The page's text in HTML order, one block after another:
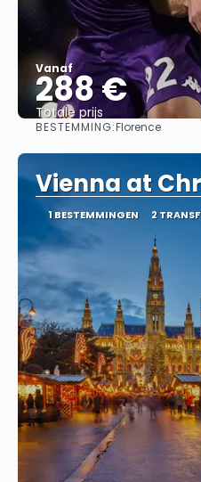
Vanaf
288 €
Totale prijs
BESTEMMING:Florence
Vienna at
1 BESTEMMINGEN 2